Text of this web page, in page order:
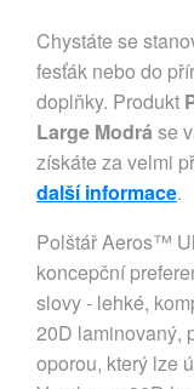
Chystáte se
fesťák nebo do
doplňky. Produkt
Large Modrá se
získáte za velmi
další informace.
Polštář Aeros™
koncepční
slovy - lehké,
20D laminovaný,
oporou, který lze